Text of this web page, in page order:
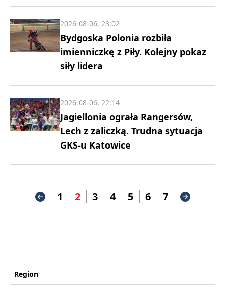
Bydgoska Polonia rozbiła
imienniczkę z Piły. Kolejny pokaz
siły lidera
2026-08-06, 23:02
Jagiellonia ograła Rangersów,
Lech z zaliczką. Trudna sytuacja
GKS-u Katowice
2026-08-06, 22:14
1 2 3 4 5 6 7
Region